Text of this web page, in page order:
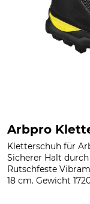
Arbpro
Kletterschuh für
Sicherer Halt
Rutschfeste
18 cm. Gewicht